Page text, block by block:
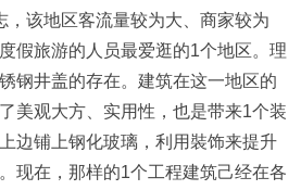
，该地区客流量较为大、商家较为
假旅游的人员最爱逛的1个地区。理
钢井盖的存在。建筑在这一地区的
美观大方、实用性，也是带来1个装
边铺上钢化玻璃，利用裝饰来提升
现在，那样的1个工程建筑己经在各